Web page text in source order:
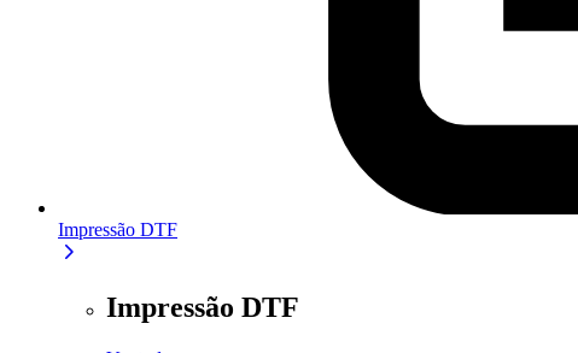
Impressão DTF
Impressão DTF